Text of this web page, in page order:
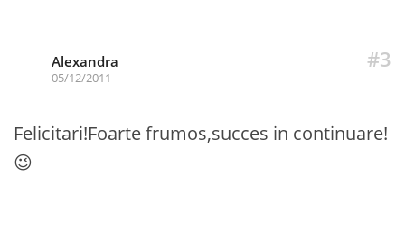
#3
Alexandra
05/12/2011
Felicitari!Foarte frumos,succes in continuare!
😉